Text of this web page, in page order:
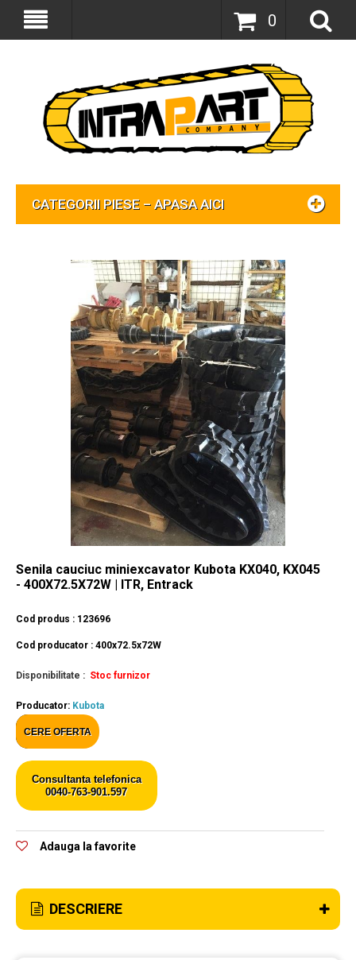
0
CATEGORII PIESE – APASA AICI
Senila cauciuc miniexcavator Kubota KX040, KX045
- 400X72.5X72W | ITR, Entrack
Cod produs : 123696
Cod producator : 400x72.5x72W
Disponibilitate : Stoc furnizor
Producator: Kubota
CERE OFERTA
Consultanta telefonica
0040-763-901.597
Adauga la favorite
DESCRIERE